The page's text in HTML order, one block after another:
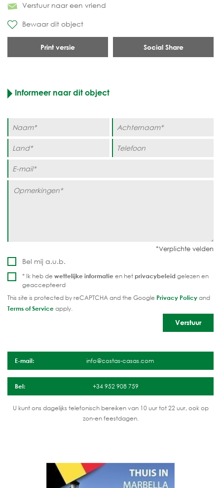
Verstuur naar een vriend
Bewaar dit object
Print versie Social Share
Informeer naar dit object
Bel mij a.u.b.
* Ik heb de wettelijke informatie en hetprivacybeleid gelezen en
geaccepteerd
This site is protected by reCAPTCHA and the Google Privacy Policyand
Terms of Serviceapply.
E-mail: info@costas-casas.com
Bel: +34 952 908 759
U kunt ons dagelijks telefonisch bereiken van 10 uur tot 22 uur, ook op
zon-en feestdagen.